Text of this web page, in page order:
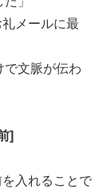
メールに最
で文脈が伝わ
]
入れることで